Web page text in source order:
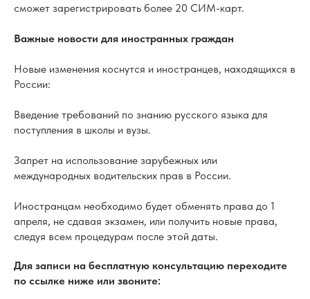
сможет зарегистрировать более 20 СИМ-карт.
Важные новости для иностранных граждан
Новые изменения коснутся и иностранцев, находящихся в
России:
Введение требований по знанию русского языка для
поступления в школы и вузы.
Запрет на использование зарубежных или
международных водительских прав в России.
Иностранцам необходимо будет обменять права до 1
апреля, не сдавая экзамен, или получить новые права,
следуя всем процедурам после этой даты.
Для записи на бесплатную консультацию переходите
по ссылке ниже или звоните: